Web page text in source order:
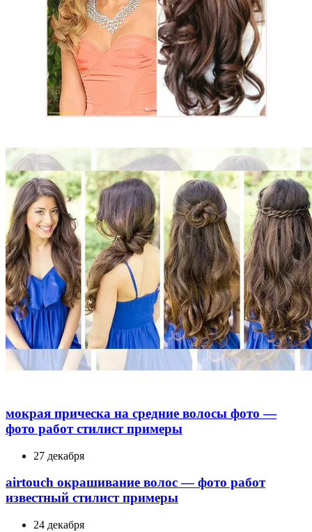
мокрая прическа на средние волосы фото —
фото работ стилист примеры
27 декабря
airtouch окрашивание волос — фото работ
известный стилист примеры
24 декабря